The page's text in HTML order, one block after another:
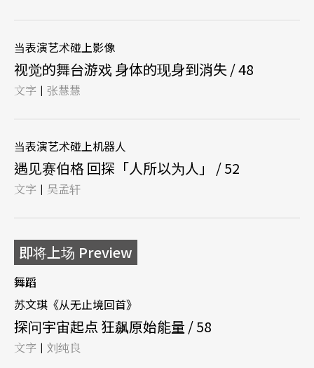
当表演艺术碰上影像
视觉的舞台游戏 身体的现身到消失 / 48
文字 | 张慧慧
当表演艺术碰上机器人
遇见赛伯格 回探「人所以为人」 / 52
文字 | 吴孟轩
即将上场 Preview
舞蹈
苏文琪《从无止境回首》
探问宇宙起点 狂飙原始能量 / 58
文字 | 刘纯良